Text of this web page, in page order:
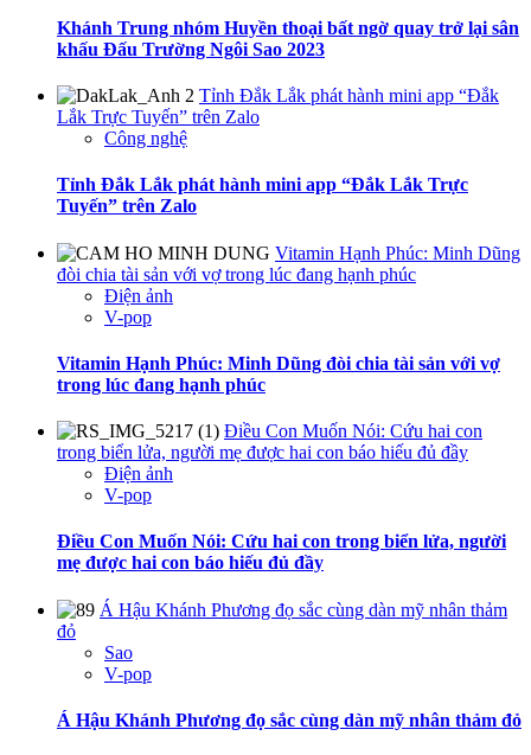
Khánh Trung nhóm Huyền thoại bất ngờ quay trở lại sân
khấu Đấu Trường Ngôi Sao 2023
Tỉnh Đắk Lắk phát hành mini app “Đắk
Lắk Trực Tuyến” trên Zalo
Công nghệ
Tỉnh Đắk Lắk phát hành mini app “Đắk Lắk Trực
Tuyến” trên Zalo
Vitamin Hạnh Phúc: Minh Dũng
đòi chia tài sản với vợ trong lúc đang hạnh phúc
Điện ảnh
V-pop
Vitamin Hạnh Phúc: Minh Dũng đòi chia tài sản với vợ
trong lúc đang hạnh phúc
Điều Con Muốn Nói: Cứu hai con
trong biển lửa, người mẹ được hai con báo hiếu đủ đầy
Điện ảnh
V-pop
Điều Con Muốn Nói: Cứu hai con trong biển lửa, người
mẹ được hai con báo hiếu đủ đầy
Á Hậu Khánh Phương đọ sắc cùng dàn mỹ nhân thảm
đỏ
Sao
V-pop
Á Hậu Khánh Phương đọ sắc cùng dàn mỹ nhân thảm đỏ